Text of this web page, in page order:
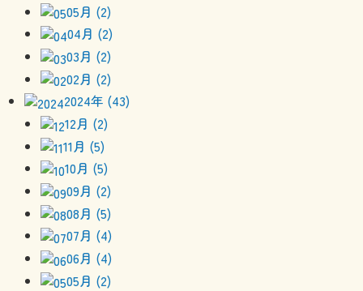
05月 (2)
04月 (2)
03月 (2)
02月 (2)
2024年 (43)
12月 (2)
11月 (5)
10月 (5)
09月 (2)
08月 (5)
07月 (4)
06月 (4)
05月 (2)